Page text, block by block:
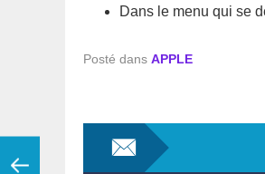
Dans le menu qui se
Posté dans APPLE